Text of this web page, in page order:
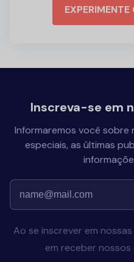
Inscreva-se em
Informaremos você
especiais, as últimas
Ao se inscrever em
em receber nossos